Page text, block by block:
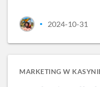
• 2024-10-31
MARKETING W